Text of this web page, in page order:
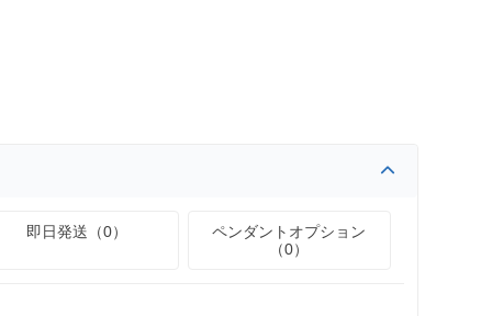
即日発送（0）
ペンダントオプション
（0）